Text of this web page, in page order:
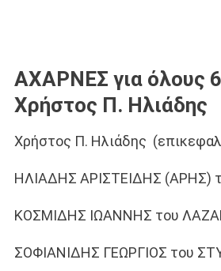
ΑΧΑΡΝΕΣ για όλους
Χρήστος Π. Ηλιάδης
Χρήστος Π. Ηλιάδης
ΗΛΙΑΔΗΣ ΑΡΙΣΤΕΙΔΗΣ (ΑΡΗΣ)
ΚΟΣΜΙΔΗΣ ΙΩΑΝΝΗΣ του
ΣΟΦΙΑΝΙΔΗΣ ΓΕΩΡΓΙΟΣ του